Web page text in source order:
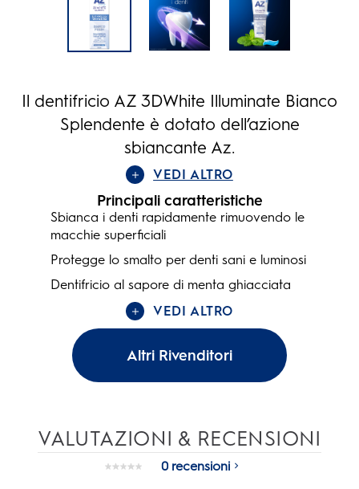
Il dentifricio AZ 3DWhite Illuminate Bianco
Splendente è dotato dell’azione
sbiancante Az.
VEDI ALTRO
Principali caratteristiche
Sbianca i denti rapidamente rimuovendo le
macchie superficiali
Protegge lo smalto per denti sani e luminosi
Dentifricio al sapore di menta ghiacciata
VEDI ALTRO
Altri Rivenditori
VALUTAZIONI & RECENSIONI
Nessuna
0 recensioni